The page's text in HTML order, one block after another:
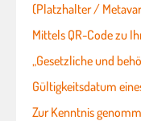
(Platzhalter /
Mittels QR-Code zu
„Gesetzliche und
Gültigkeitsdatum
Zur Kenntnis